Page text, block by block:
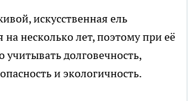
искусственная ель
на несколько лет, поэтому при её
учитывать долговечность,
и экологичность.